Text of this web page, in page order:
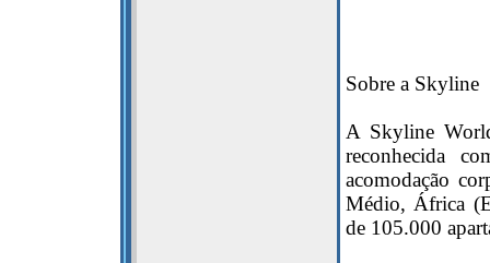
Sobre a Skyline
A Skyline
reconhecida
acomodação
Médio, África
de 105.000